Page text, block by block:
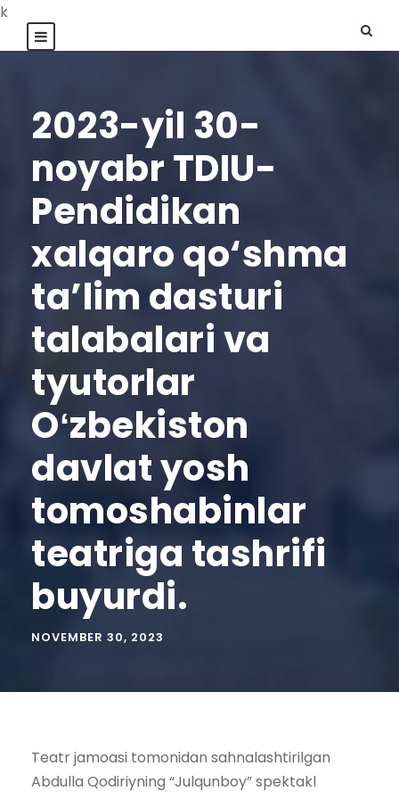
k
2023-yil 30-
noyabr TDIU-
Pendidikan
xalqaro qo‘shma
ta’lim dasturi
talabalari va
tyutorlar
Oʻzbekiston
davlat yosh
tomoshabinlar
teatriga tashrifi
buyurdi.
NOVEMBER 30, 2023
Teatr jamoasi tomonidan sahnalashtirilgan
Abdulla Qodiriyning “Julqunboy” spektakl